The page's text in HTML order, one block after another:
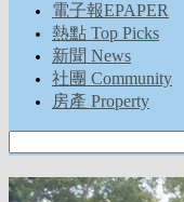
電子報EPAPER
熱點 Top Picks
新聞 News
社團 Community
房產 Property